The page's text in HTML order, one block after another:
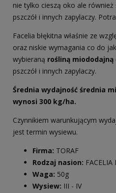
nie tylko cieszą oko ale
pszczół i innych zapylaczy.
Facelia błękitna właśnie ze
oraz niskie wymagania co do
wybieraną rośliną miododajną
pszczół i innych zapylaczy.
Średnia wydajność średnia
wynosi 300 kg/ha.
Czynnikiem warunkującym
jest termin wysiewu.
Firma: TORAF
Rodzaj nasion: FACELIA
Waga: 50g
Wysiew: III - IV